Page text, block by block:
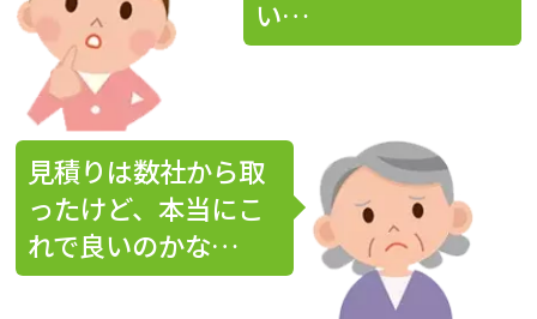
い…
見積りは数社から取
ったけど、本当にこ
れで良いのかな…